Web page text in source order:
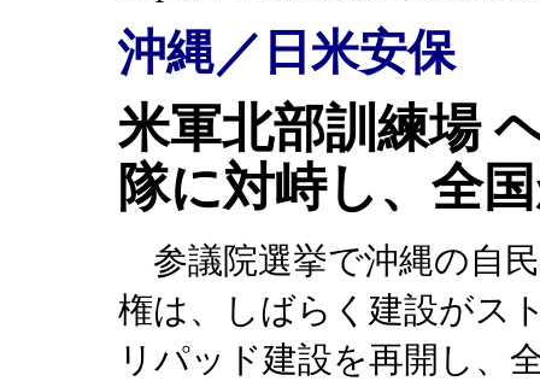
沖縄／日米安保
米軍北部訓練場
隊に対峙し、全
参議院選挙で沖縄の自
権は、しばらく建設がス
リパッド建設を再開し、